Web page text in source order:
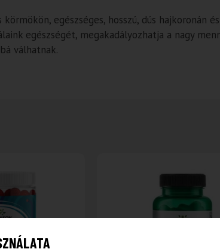
egészséges, hosszú, dús hajkoronán
egészségét, megakadályozhatja a nagy
válhatnak.